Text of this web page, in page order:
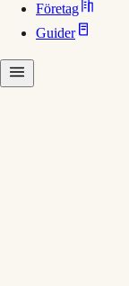
Företag
Guider